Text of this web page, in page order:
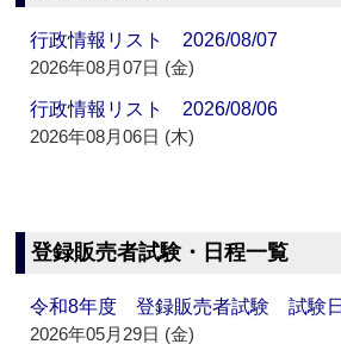
行政情報リスト 2026/08/07
2026年08月07日 (金)
行政情報リスト 2026/08/06
2026年08月06日 (木)
登録販売者試験・日程一覧
令和8年度 登録販売者試験 試験
2026年05月29日 (金)